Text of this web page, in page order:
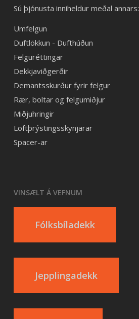
Sú þjónusta inniheldur meðal annars:
Umfelgun
Duftlökkun - Dufthúðun
Felguréttingar
Dekkjaviðgerðir
Demantsskurður fyrir felgur
Rær, boltar og felgumiðjur
Miðjuhringir
Loftþrýstingsskynjarar
Spacer-ar
VINSÆLT Á VEFNUM
Fólksbíladekk
Jepplingadekk